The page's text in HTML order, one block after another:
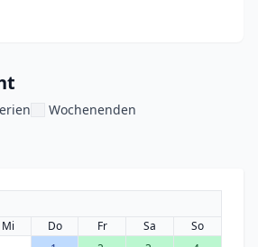
Wochenenden
Mi Do Fr Sa
So